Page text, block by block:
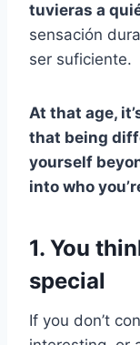
tuvieras a
sensación
ser suficiente.
At that age,
that being
yourself
into who
1. You
special
If you don’t